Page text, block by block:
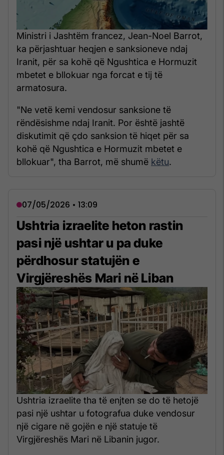
Ministri i Jashtëm francez, Jean-Noel Barrot,
ka përjashtuar heqjen e sanksioneve ndaj
Iranit, për sa kohë që Ngushtica e Hormuzit
mbetet e bllokuar nga forcat e tij të
armatosura.
"Ne vetë kemi vendosur sanksione të
rëndësishme ndaj Iranit. Por është jashtë
diskutimit që çdo sanksion të hiqet për sa
kohë që Ngushtica e Hormuzit mbetet e
bllokuar", tha Barrot, më shumë këtu.
07/05/2026 • 13:09
Ushtria izraelite heton rastin
pasi një ushtar u pa duke
përdhosur statujën e
Virgjëreshës Mari në Liban
Ushtria izraelite tha të enjten se do të hetojë
pasi një ushtar u fotografua duke vendosur
një cigare në gojën e një statuje të
Virgjëreshës Mari në Libanin jugor.